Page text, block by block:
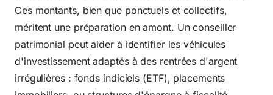
Ces montants, bien que ponctuels et collectifs,
méritent une préparation en amont. Un conseiller
patrimonial peut aider à identifier les véhicules
d'investissement adaptés à des rentrées d'argent
irrégulières : fonds indiciels (ETF), placements